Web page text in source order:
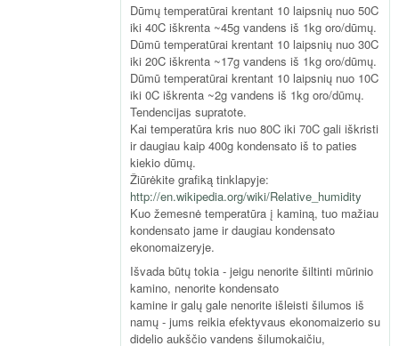
Dūmų temperatūrai krentant 10 laipsnių nuo 50C
iki 40C iškrenta ~45g vandens iš 1kg oro/dūmų.
Dūmū temperatūrai krentant 10 laipsnių nuo 30C
iki 20C iškrenta ~17g vandens iš 1kg oro/dūmų.
Dūmū temperatūrai krentant 10 laipsnių nuo 10C
iki 0C iškrenta ~2g vandens iš 1kg oro/dūmų.
Tendencijas supratote.
Kai temperatūra kris nuo 80C iki 70C gali iškristi
ir daugiau kaip 400g kondensato iš to paties
kiekio dūmų.
Žiūrėkite grafiką tinklapyje:
http://en.wikipedia.org/wiki/Relative_humidity
Kuo žemesnė temperatūra į kaminą, tuo mažiau
kondensato jame ir daugiau kondensato
ekonomaizeryje.
Išvada būtų tokia - jeigu nenorite šiltinti mūrinio
kamino, nenorite kondensato
kamine ir galų gale nenorite išleisti šilumos iš
namų - jums reikia efektyvaus ekonomaizerio su
didelio aukščio vandens šilumokaičiu,